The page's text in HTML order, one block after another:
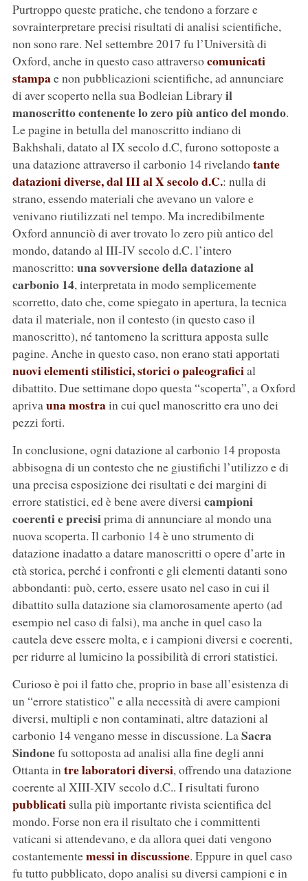
Purtroppo queste pratiche, che tendono a forzare e
sovrainterpretare precisi risultati di analisi scientifiche,
non sono rare. Nel settembre 2017 fu l’Università di
Oxford, anche in questo caso attraversocomunicati
stampae non pubblicazioni scientifiche, ad annunciare
di aver scoperto nella sua Bodleian Library il
manoscritto contenente lo zero più antico del mondo.
Le pagine in betulla del manoscritto indiano di
Bakhshali, datato al IX secolo d.C, furono sottoposte a
una datazione attraverso il carbonio 14 rivelandotante
datazioni diverse, dal III al X secolo d.C.: nulla di
strano, essendo materiali che avevano un valore e
venivano riutilizzati nel tempo. Ma incredibilmente
Oxford annunciò di aver trovato lo zero più antico del
mondo, datando al III-IV secolo d.C. l’intero
manoscritto: una sovversione della datazione al
carbonio 14, interpretata in modo semplicemente
scorretto, dato che, come spiegato in apertura, la tecnica
data il materiale, non il contesto (in questo caso il
manoscritto), né tantomeno la scrittura apposta sulle
pagine. Anche in questo caso, non erano stati apportati
nuovi elementi stilistici, storici o paleograficial
dibattito. Due settimane dopo questa “scoperta”, a Oxford
aprivauna mostrain cui quel manoscritto era uno dei
pezzi forti.
In conclusione, ogni datazione al carbonio 14 proposta
abbisogna di un contesto che ne giustifichi l’utilizzo e di
una precisa esposizione dei risultati e dei margini di
errore statistici, ed è bene avere diversi campioni
coerenti e precisiprima di annunciare al mondo una
nuova scoperta. Il carbonio 14 è uno strumento di
datazione inadatto a datare manoscritti o opere d’arte in
età storica, perché i confronti e gli elementi datanti sono
abbondanti: può, certo, essere usato nel caso in cui il
dibattito sulla datazione sia clamorosamente aperto (ad
esempio nel caso di falsi), ma anche in quel caso la
cautela deve essere molta, e i campioni diversi e coerenti,
per ridurre al lumicino la possibilità di errori statistici.
Curioso è poi il fatto che, proprio in base all’esistenza di
un “errore statistico” e alla necessità di avere campioni
diversi, multipli e non contaminati, altre datazioni al
carbonio 14 vengano messe in discussione. LaSacra
Sindonefu sottoposta ad analisi alla fine degli anni
Ottanta intre laboratori diversi, offrendo una datazione
coerente al XIII-XIV secolo d.C.. I risultati furono
pubblicatisulla più importante rivista scientifica del
mondo. Forse non era il risultato che i committenti
vaticani si attendevano, e da allora quei dati vengono
costantementemessi in discussione. Eppure in quel caso
fu tutto pubblicato, dopo analisi su diversi campioni e in